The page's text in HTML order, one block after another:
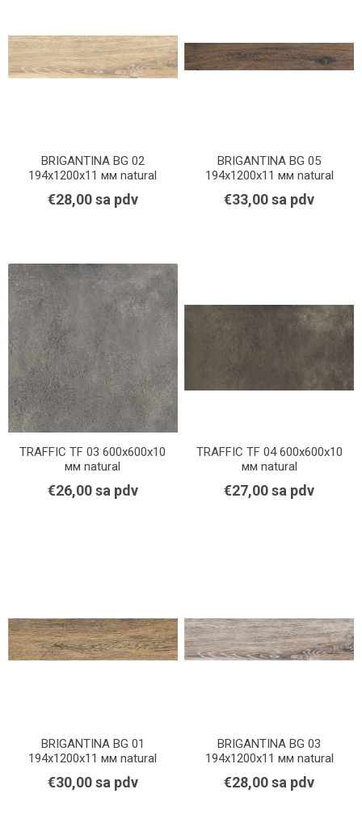
BRIGANTINA BG 02
194x1200x11 мм natural
€28,00 sa pdv
BRIGANTINA BG 05
194x1200x11 мм natural
€33,00 sa pdv
TRAFFIC TF 03 600x600x10
мм natural
€26,00 sa pdv
TRAFFIC TF 04 600x600x10
мм natural
€27,00 sa pdv
BRIGANTINA BG 01
194x1200x11 мм natural
€30,00 sa pdv
BRIGANTINA BG 03
194x1200x11 мм natural
€28,00 sa pdv